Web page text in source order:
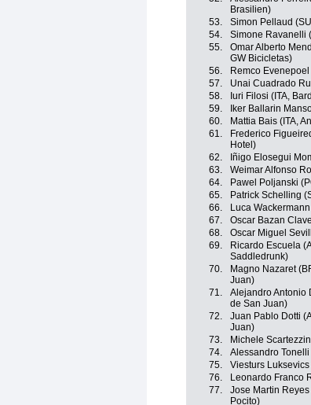
Brasilien)
53. Simon Pellaud
54.
Simone Ravanelli
55.
Omar Alberto
GW Bicicletas)
56. Remco
57.
Unai Cuadrado
58.
Iuri Filosi (ITA,
59.
Iker Ballarin
60.
Mattia Bais (ITA,
61.
Frederico
Hotel)
62. Iñigo Elosegui
63.
Weimar Alfonso
64.
Pawel Poljanski
65.
Patrick Schelling
66.
Luca
67.
Oscar Bazan
68.
Oscar Miguel
69.
Ricardo Escuela
Saddledrunk)
70.
Magno Nazaret
Juan)
71.
Alejandro Antonio
de San Juan)
72.
Juan Pablo Dotti
Juan)
73. Michele
74.
Alessandro
75.
Viesturs Luksevics
76.
Leonardo Franco
77.
Jose Martin
Pocito)